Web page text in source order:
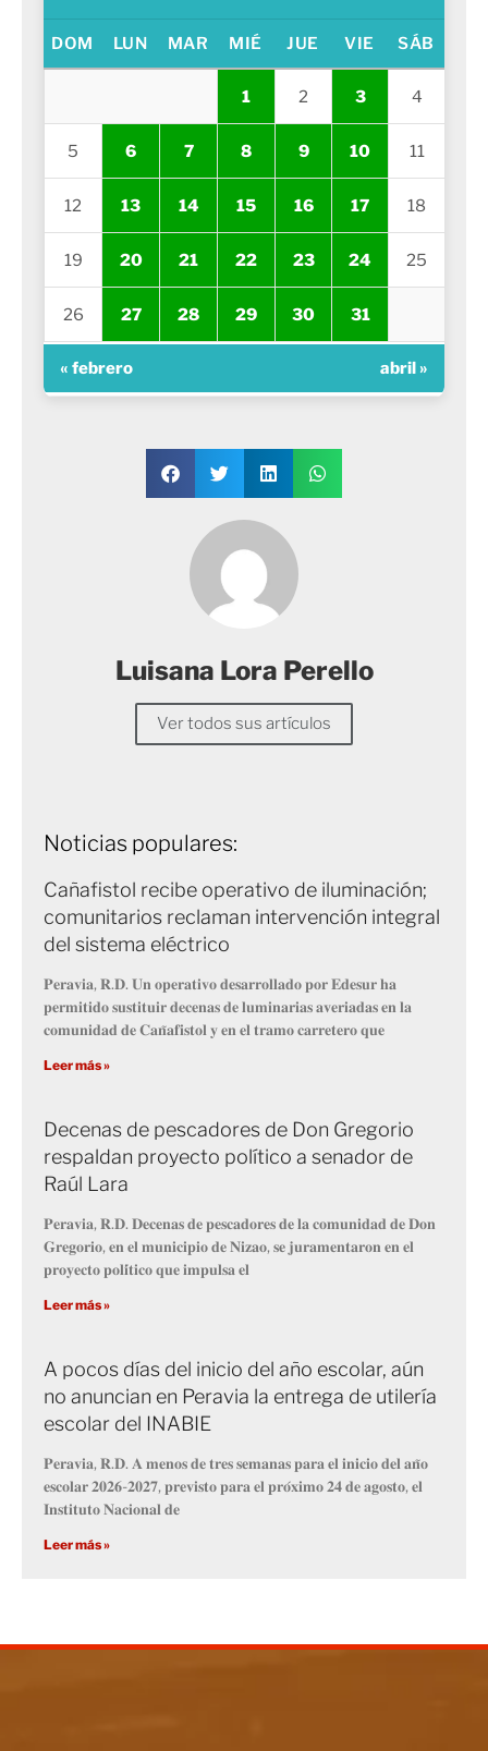
DOM LUN MAR MIÉ JUE VIE SÁB
1 2 3 4
5 6 7 8 9 10 11
12 13 14 15 16 17 18
19 20 21 22 23 24 25
26 27 28 29 30 31
« febrero abril »
Luisana Lora Perello
Ver todos sus artículos
Noticias populares:
Cañafistol recibe operativo de iluminación;
comunitarios reclaman intervención integral
del sistema eléctrico
𝐏𝐞𝐫𝐚𝐯𝐢𝐚, 𝐑.𝐃. 𝐔𝐧 𝐨𝐩𝐞𝐫𝐚𝐭𝐢𝐯𝐨 𝐝𝐞𝐬𝐚𝐫𝐫𝐨𝐥𝐥𝐚𝐝𝐨 𝐩𝐨𝐫 𝐄𝐝𝐞𝐬𝐮𝐫 𝐡𝐚
𝐩𝐞𝐫𝐦𝐢𝐭𝐢𝐝𝐨 𝐬𝐮𝐬𝐭𝐢𝐭𝐮𝐢𝐫 𝐝𝐞𝐜𝐞𝐧𝐚𝐬 𝐝𝐞 𝐥𝐮𝐦𝐢𝐧𝐚𝐫𝐢𝐚𝐬 𝐚𝐯𝐞𝐫𝐢𝐚𝐝𝐚𝐬 𝐞𝐧 𝐥𝐚
𝐜𝐨𝐦𝐮𝐧𝐢𝐝𝐚𝐝 𝐝𝐞 𝐂𝐚𝐧̃𝐚𝐟𝐢𝐬𝐭𝐨𝐥 𝐲 𝐞𝐧 𝐞𝐥 𝐭𝐫𝐚𝐦𝐨 𝐜𝐚𝐫𝐫𝐞𝐭𝐞𝐫𝐨 𝐪𝐮𝐞
Leer más »
Decenas de pescadores de Don Gregorio
respaldan proyecto político a senador de
Raúl Lara
𝐏𝐞𝐫𝐚𝐯𝐢𝐚, 𝐑.𝐃. 𝐃𝐞𝐜𝐞𝐧𝐚𝐬 𝐝𝐞 𝐩𝐞𝐬𝐜𝐚𝐝𝐨𝐫𝐞𝐬 𝐝𝐞 𝐥𝐚 𝐜𝐨𝐦𝐮𝐧𝐢𝐝𝐚𝐝 𝐝𝐞 𝐃𝐨𝐧
𝐆𝐫𝐞𝐠𝐨𝐫𝐢𝐨, 𝐞𝐧 𝐞𝐥 𝐦𝐮𝐧𝐢𝐜𝐢𝐩𝐢𝐨 𝐝𝐞 𝐍𝐢𝐳𝐚𝐨, 𝐬𝐞 𝐣𝐮𝐫𝐚𝐦𝐞𝐧𝐭𝐚𝐫𝐨𝐧 𝐞𝐧 𝐞𝐥
𝐩𝐫𝐨𝐲𝐞𝐜𝐭𝐨 𝐩𝐨𝐥𝐢́𝐭𝐢𝐜𝐨 𝐪𝐮𝐞 𝐢𝐦𝐩𝐮𝐥𝐬𝐚 𝐞𝐥
Leer más »
A pocos días del inicio del año escolar, aún
no anuncian en Peravia la entrega de utilería
escolar del INABIE
𝐏𝐞𝐫𝐚𝐯𝐢𝐚, 𝐑.𝐃. 𝐀 𝐦𝐞𝐧𝐨𝐬 𝐝𝐞 𝐭𝐫𝐞𝐬 𝐬𝐞𝐦𝐚𝐧𝐚𝐬 𝐩𝐚𝐫𝐚 𝐞𝐥 𝐢𝐧𝐢𝐜𝐢𝐨 𝐝𝐞𝐥 𝐚𝐧̃𝐨
𝐞𝐬𝐜𝐨𝐥𝐚𝐫 𝟐𝟎𝟐𝟔-𝟐𝟎𝟐𝟕, 𝐩𝐫𝐞𝐯𝐢𝐬𝐭𝐨 𝐩𝐚𝐫𝐚 𝐞𝐥 𝐩𝐫𝐨́𝐱𝐢𝐦𝐨 𝟐𝟒 𝐝𝐞 𝐚𝐠𝐨𝐬𝐭𝐨, 𝐞𝐥
𝐈𝐧𝐬𝐭𝐢𝐭𝐮𝐭𝐨 𝐍𝐚𝐜𝐢𝐨𝐧𝐚𝐥 𝐝𝐞
Leer más »